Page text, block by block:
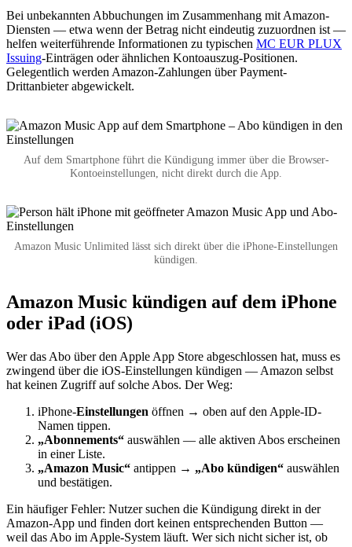
Bei unbekannten Abbuchungen im Zusammenhang mit Amazon-
Diensten — etwa wenn der Betrag nicht eindeutig zuzuordnen ist —
helfen weiterführende Informationen zu typischen MC EUR PLUX
Issuing-Einträgen oder ähnlichen Kontoauszug-Positionen.
Gelegentlich werden Amazon-Zahlungen über Payment-
Drittanbieter abgewickelt.
Auf dem Smartphone führt die Kündigung immer über die Browser-
Kontoeinstellungen, nicht direkt durch die App.
Amazon Music Unlimited lässt sich direkt über die iPhone-Einstellungen
kündigen.
Amazon Music kündigen auf dem iPhone
oder iPad (iOS)
Wer das Abo über den Apple App Store abgeschlossen hat, muss es
zwingend über die iOS-Einstellungen kündigen — Amazon selbst
hat keinen Zugriff auf solche Abos. Der Weg:
iPhone-Einstellungen öffnen → oben auf den Apple-ID-
Namen tippen.
„Abonnements“ auswählen — alle aktiven Abos erscheinen
in einer Liste.
„Amazon Music“ antippen → „Abo kündigen“ auswählen
und bestätigen.
Ein häufiger Fehler: Nutzer suchen die Kündigung direkt in der
Amazon-App und finden dort keinen entsprechenden Button —
weil das Abo im Apple-System läuft. Wer sich nicht sicher ist, ob